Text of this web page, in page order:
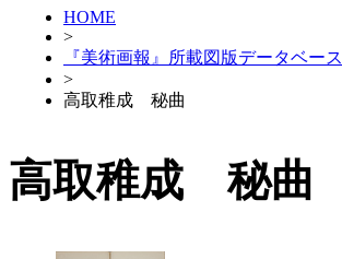
HOME
>
『美術画報』所載図版データベース
>
高取稚成 秘曲
高取稚成 秘曲